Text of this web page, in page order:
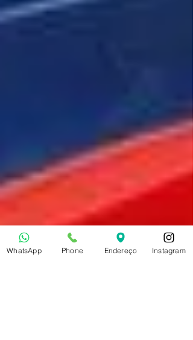
WhatsApp Phone Endereço Instagram